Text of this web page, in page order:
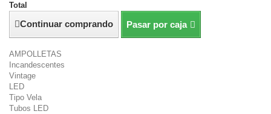
Total
Continuar comprando Pasar por caja
AMPOLLETAS
Incandescentes
Vintage
LED
Tipo Vela
Tubos LED